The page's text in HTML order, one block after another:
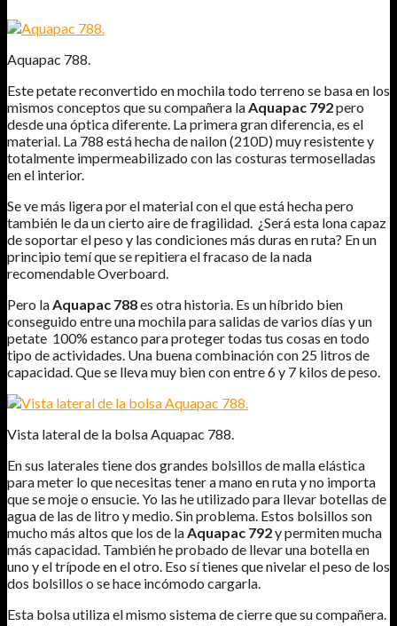
Aquapac 788.
Este petate reconvertido en mochila todo terreno se basa en los
mismos conceptos que su compañera laAquapac 792pero
desde una óptica diferente. La primera gran diferencia, es el
material. La 788 está hecha de nailon (210D) muy resistente y
totalmente impermeabilizado con las costuras termoselladas
en el interior.
Se ve más ligera por el material con el que está hecha pero
también le da un cierto aire de fragilidad. ¿Será esta lona capaz
de soportar el peso y las condiciones más duras en ruta? En un
principio temí que se repitiera el fracaso de la nada
recomendable Overboard.
Pero laAquapac 788es otra historia. Es un híbrido bien
conseguido entre una mochila para salidas de varios días y un
petate 100% estanco para proteger todas tus cosas en todo
tipo de actividades. Una buena combinación con 25 litros de
capacidad. Que se lleva muy bien con entre 6 y 7 kilos de peso.
Vista lateral de la bolsa Aquapac 788.
En sus laterales tiene dos grandes bolsillos de malla elástica
para meter lo que necesitas tener a mano en ruta y no importa
que se moje o ensucie. Yo las he utilizado para llevar botellas de
agua de las de litro y medio. Sin problema. Estos bolsillos son
mucho más altos que los de laAquapac 792y permiten mucha
más capacidad. También he probado de llevar una botella en
uno y el trípode en el otro. Eso sí tienes que nivelar el peso de los
dos bolsillos o se hace incómodo cargarla.
Esta bolsa utiliza el mismo sistema de cierre que su compañera.